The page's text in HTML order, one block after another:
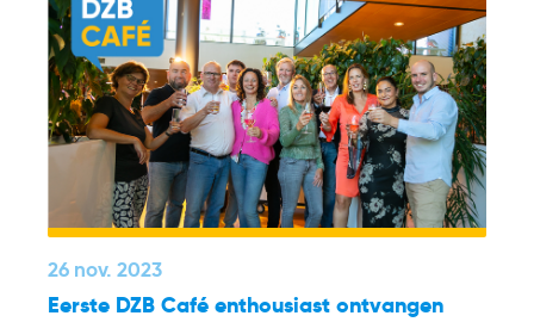
26 nov. 2023
Eerste DZB Café enthousiast ontvangen